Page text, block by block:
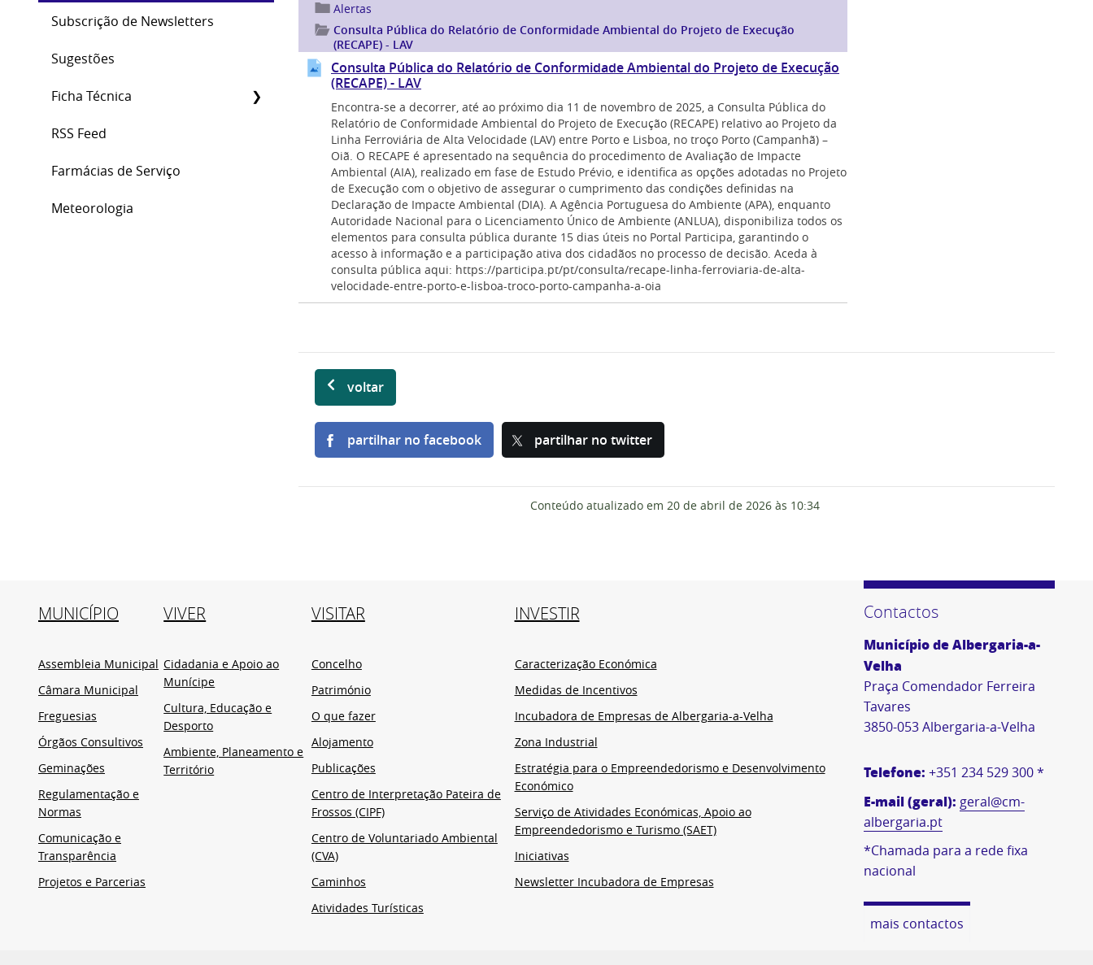
Subscrição de Newsletters
Sugestões
Ficha Técnica
RSS Feed
Farmácias de Serviço
Meteorologia
Alertas
Consulta Pública do Relatório de Conformidade Ambiental do Projeto de Execução
(RECAPE) - LAV
Consulta Pública do Relatório de Conformidade Ambiental do Projeto de Execução
(RECAPE) - LAV
Encontra-se a decorrer, até ao próximo dia 11 de novembro de 2025, a Consulta Pública do
Relatório de Conformidade Ambiental do Projeto de Execução (RECAPE) relativo ao Projeto da
Linha Ferroviária de Alta Velocidade (LAV) entre Porto e Lisboa, no troço Porto (Campanhã) –
Oiã. O RECAPE é apresentado na sequência do procedimento de Avaliação de Impacte
Ambiental (AIA), realizado em fase de Estudo Prévio, e identifica as opções adotadas no Projeto
de Execução com o objetivo de assegurar o cumprimento das condições definidas na
Declaração de Impacte Ambiental (DIA). A Agência Portuguesa do Ambiente (APA), enquanto
Autoridade Nacional para o Licenciamento Único de Ambiente (ANLUA), disponibiliza todos os
elementos para consulta pública durante 15 dias úteis no Portal Participa, garantindo o
acesso à informação e a participação ativa dos cidadãos no processo de decisão. Aceda à
consulta pública aqui: https://participa.pt/pt/consulta/recape-linha-ferroviaria-de-alta-
velocidade-entre-porto-e-lisboa-troco-porto-campanha-a-oia
voltar
partilhar no facebook partilhar no twitter
Conteúdo atualizado em 20 de abril de 2026 às 10:34
MUNICÍPIO
Assembleia Municipal
Câmara Municipal
Freguesias
Órgãos Consultivos
Geminações
Regulamentação e
Normas
Comunicação e
Transparência
Projetos e Parcerias
VIVER
Cidadania e Apoio ao
Munícipe
Cultura, Educação e
Desporto
Ambiente, Planeamento e
Território
VISITAR
Concelho
Património
O que fazer
Alojamento
Publicações
Centro de Interpretação Pateira de
Frossos (CIPF)
Centro de Voluntariado Ambiental
(CVA)
Caminhos
Atividades Turísticas
INVESTIR
Caracterização Económica
Medidas de Incentivos
Incubadora de Empresas de Albergaria-a-Velha
Zona Industrial
Estratégia para o Empreendedorismo e Desenvolvimento
Económico
Serviço de Atividades Económicas, Apoio ao
Empreendedorismo e Turismo (SAET)
Iniciativas
Newsletter Incubadora de Empresas
Contactos
Município de Albergaria-a-
Velha
Praça Comendador Ferreira
Tavares
3850-053 Albergaria-a-Velha
Telefone: +351 234 529 300 *
E-mail (geral): geral@cm-
albergaria.pt
*Chamada para a rede fixa
nacional
mais contactos